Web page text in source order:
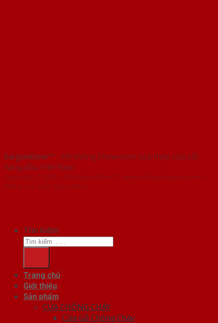
SaigonDoor™ - Hệ thống Showroom cửa thép cửa sắt
hàng đầu Việt Nam
Copyright ⓒ 2016 – 2026 SaigonDoor™ - www.cuathephanquoc.com |
Đơn vị chủ quản SaigonDoor
Tìm kiếm:
Trang chủ
Giới thiệu
Sản phẩm
CỬA CHỐNG CHÁY
Cửa Gỗ Chống Cháy